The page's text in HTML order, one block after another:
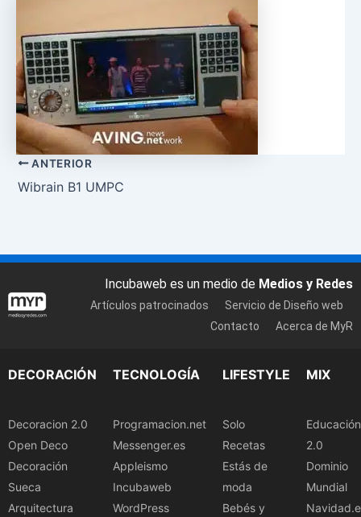
ANTERIOR
Wibrain B1 UMPC
Incubaweb es un medio de Medios y Redes
Artículos patrocinados
Servicio de Diseño web
Contacto
Acerca de MyR
DECORACIÓN
Decoracion 2.0
Open Deco
Decoración
Sueca
Arquitectura
TECNOLOGÍA
Programacion.net
Messenger.es
Appleismo
Incubaweb
WordPress
LIFESTYLE
Solo
Recetas
Estás de
moda
Bebés y
MIX
Educación
2.0
Dominio
Mundial